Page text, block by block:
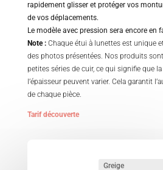
rapidement glisser et protéger vos
de vos déplacements.
Le modèle avec pression sera encore en
Note :Chaque étui à lunettes est unique
des photos présentées. Nos produits
petites séries de cuir, ce qui signifie que
l’épaisseur peuvent varier. Cela garantit
de chaque pièce.
Tarif découverte